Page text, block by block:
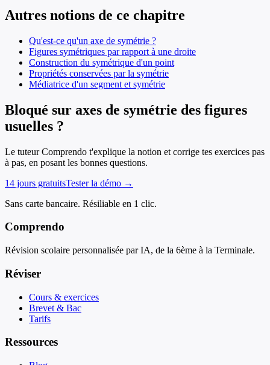
Autres notions de ce chapitre
Qu'est-ce qu'un axe de symétrie ?
Figures symétriques par rapport à une droite
Construction du symétrique d'un point
Propriétés conservées par la symétrie
Médiatrice d'un segment et symétrie
Bloqué sur axes de symétrie des figures
usuelles ?
Le tuteur Comprendo t'explique la notion et corrige tes exercices pas
à pas, en posant les bonnes questions.
14 jours gratuitsTester la démo →
Sans carte bancaire. Résiliable en 1 clic.
Comprendo
Révision scolaire personnalisée par IA, de la 6ème à la Terminale.
Réviser
Cours & exercices
Brevet & Bac
Tarifs
Ressources